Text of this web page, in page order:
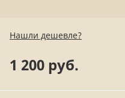
Нашли дешевле?
1 200 руб.